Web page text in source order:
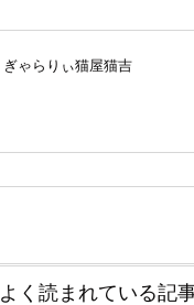
ぎゃらりぃ猫屋猫吉
よく読まれている記